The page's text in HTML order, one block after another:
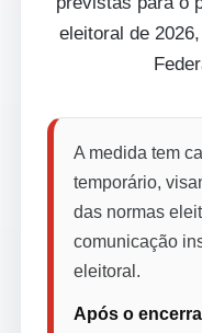
eleitoral de
A medida tem
temporário,
das normas
comunicação
eleitoral.
Após o